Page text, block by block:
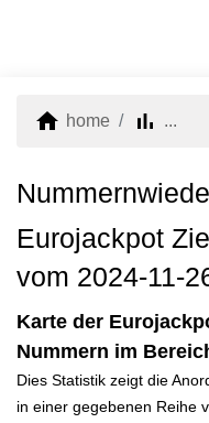
home home bar_chart ...
Eurojackpot
vom 2024-11-
Karte der
Nummern im
Dies Statistik zeigt die
in einer gegebenen Reihe